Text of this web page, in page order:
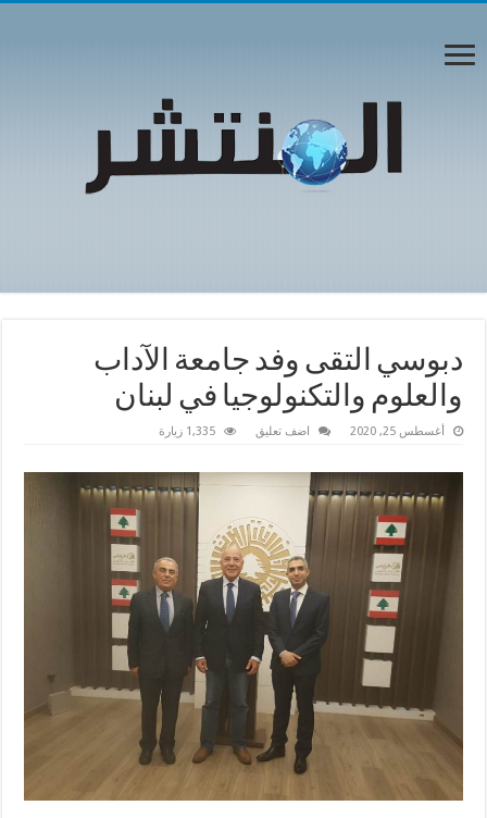
دبوسي التقى وفد جامعة الآداب
والعلوم والتكنولوجيا في لبنان
أغسطس 25, 2020 اضف تعليق 1,335 زيارة